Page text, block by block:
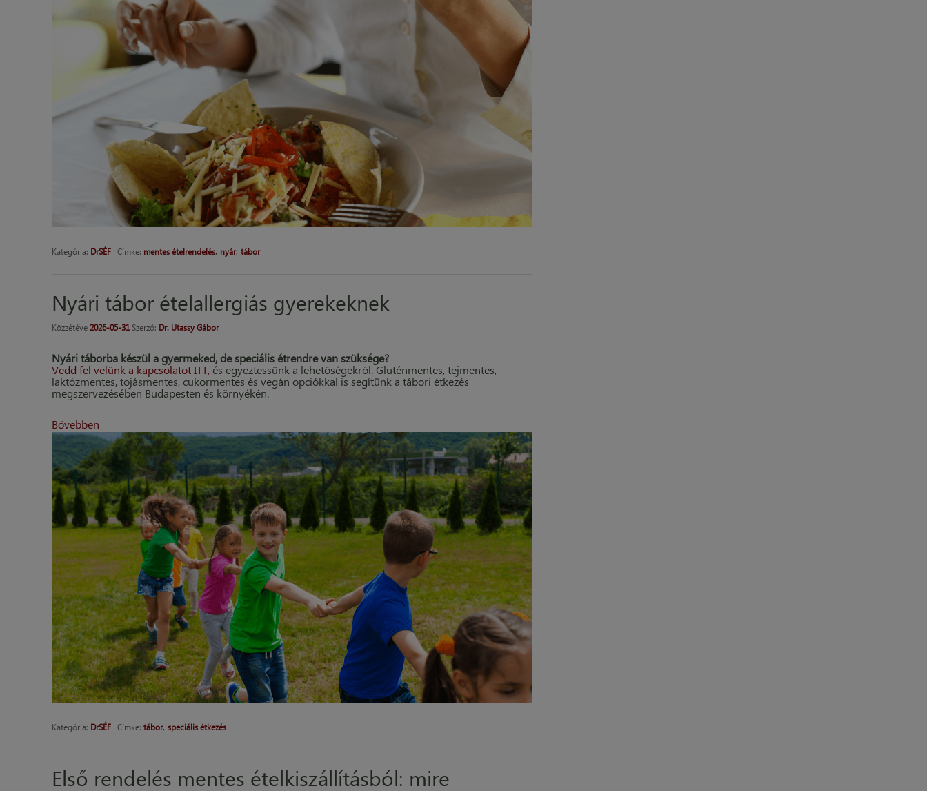
Kategória: DrSÉF| Címke: mentes ételrendelés, nyár, tábor
Nyári tábor ételallergiás gyerekeknek
Közzétéve 2026-05-31Szerző: Dr. Utassy Gábor
Nyári táborba készül a gyermeked, de speciális étrendre van szüksége?
Vedd fel velünk a kapcsolatot ITT,és egyeztessünk a lehetőségekről. Gluténmentes, tejmentes,
laktózmentes, tojásmentes, cukormentes és vegán opciókkal is segítünk a tábori étkezés
megszervezésében Budapesten és környékén.
Bővebben
Kategória: DrSÉF| Címke: tábor, speciális étkezés
Első rendelés mentes ételkiszállításból: mire